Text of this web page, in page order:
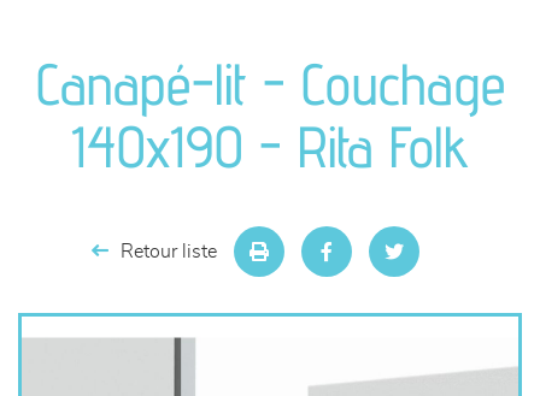
séjours
meubles de complément
Canapé-lit - Couchage
140x190 - Rita Folk
Retour liste